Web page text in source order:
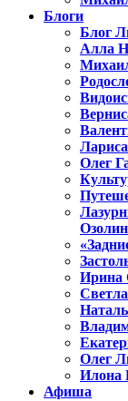
Блоги
Блог
Алла
Олег
Ирина
Олег
Илона
Афиша